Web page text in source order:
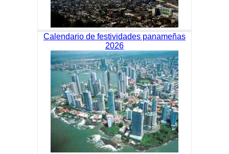
Calendario de festividades panameñas
2026